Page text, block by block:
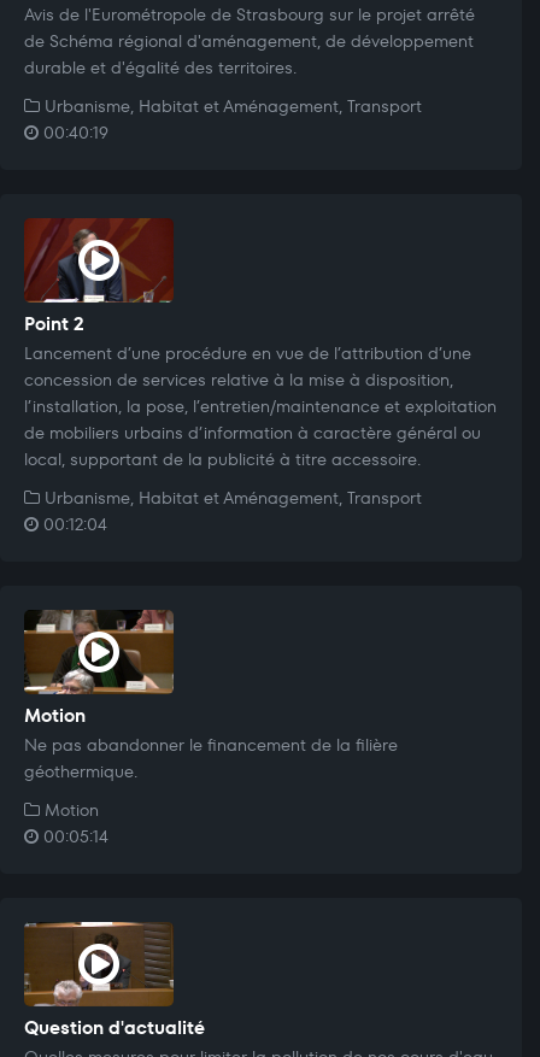
Avis de l'Eurométropole de Strasbourg sur le projet arrêté
de Schéma régional d'aménagement, de développement
durable et d'égalité des territoires.
Urbanisme, Habitat et Aménagement, Transport
00:40:19
Point 2
Lancement d’une procédure en vue de l’attribution d’une
concession de services relative à la mise à disposition,
l’installation, la pose, l’entretien/maintenance et exploitation
de mobiliers urbains d’information à caractère général ou
local, supportant de la publicité à titre accessoire.
Urbanisme, Habitat et Aménagement, Transport
00:12:04
Motion
Ne pas abandonner le financement de la filière
géothermique.
Motion
00:05:14
Question d'actualité